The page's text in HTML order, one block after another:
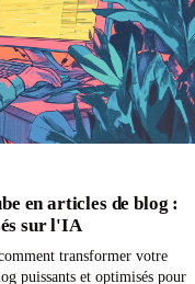
en articles de blog :
sur l'IA
transformer votre
puissants et optimisés pour